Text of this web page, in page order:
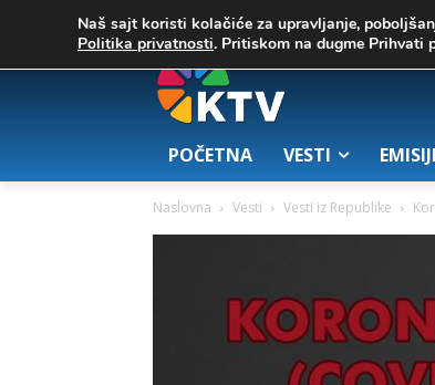
39.4 Zrenjanin 05. август 2026.
POČETNA VESTI
Naslovna Vesti Vesti iz Republike
Naš sajt koristi kolačiće za upravljanje,
Politika privatnosti. Pritiskom na dugme Prihvati